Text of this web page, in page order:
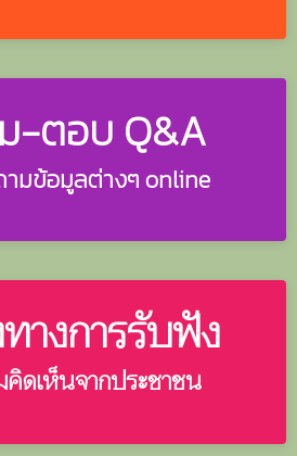
-ตอบ Q&A
มข้อมูลต่างๆ online
างการรับฟัง
คิดเห็นจากประชาชน